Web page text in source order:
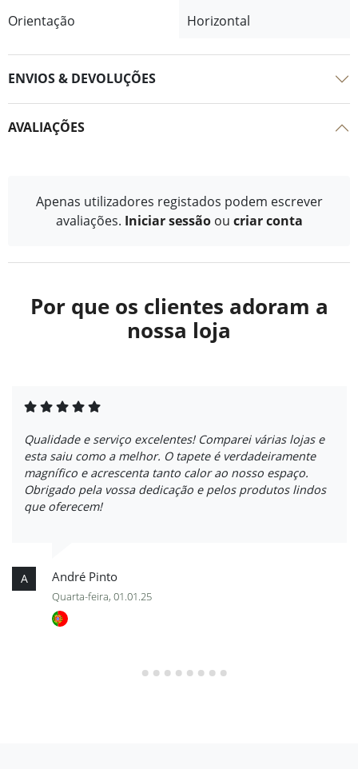
Orientação Horizontal
ENVIOS & DEVOLUÇÕES
AVALIAÇÕES
Apenas utilizadores registados podem escrever
avaliações. Iniciar sessão ou criar conta
Por que os clientes adoram a
nossa loja
Qualidade e serviço excelentes! Comparei várias lojas e
esta saiu como a melhor. O tapete é verdadeiramente
magnífico e acrescenta tanto calor ao nosso espaço.
Obrigado pela vossa dedicação e pelos produtos lindos
que oferecem!
A André Pinto
Quarta-feira, 01.01.25